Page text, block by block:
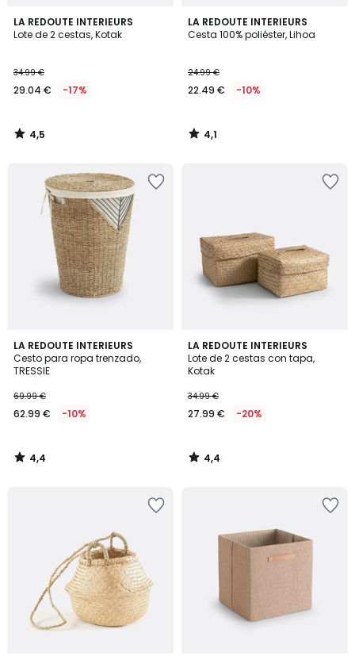
LA REDOUTE INTERIEURS
Lote de 2 cestas, Kotak
34.99 €
29.04 € -17%
4,5
/ 5
4,5
/
LA REDOUTE INTERIEURS
Cesta 100% poliéster, Lihoa
24.99 €
22.49 € -10%
4,1
/ 5
4,1
/
LA REDOUTE INTERIEURS
Cesto para ropa trenzado,
TRESSIE
69.99 €
62.99 € -10%
4,4
/ 5
4,4
/
LA REDOUTE INTERIEURS
Lote de 2 cestas con tapa,
Kotak
34.99 €
27.99 € -20%
4,4
/ 5
4,4
/